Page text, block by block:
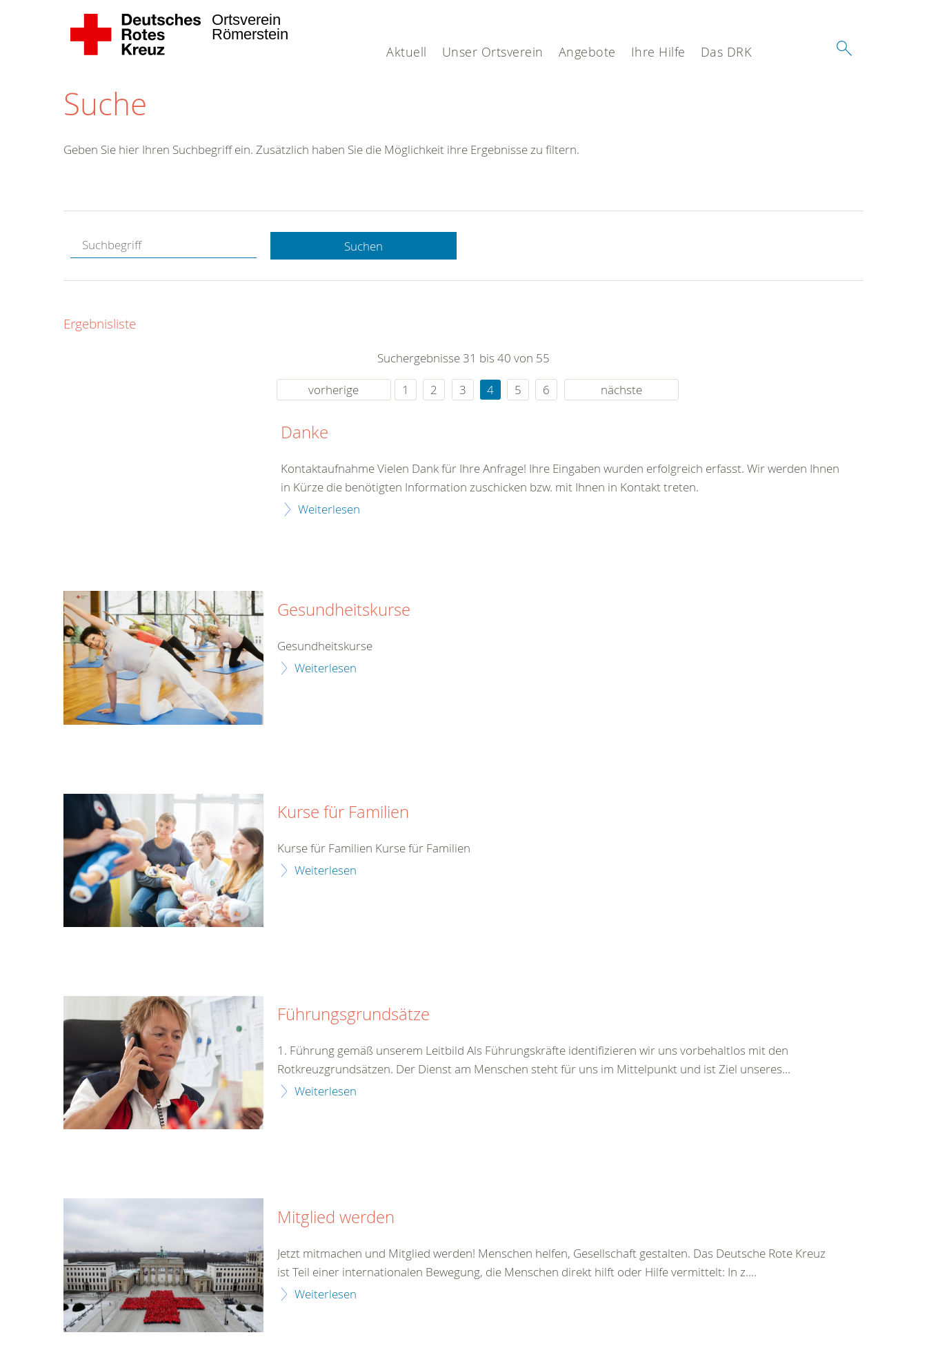
Aktuell Unser Ortsverein Angebote Ihre Hilfe Das DRK
Ortsverein
Römerstein
Suche
Hotline.
gerne.
rund um die Uhr
Geben Sie hier Ihren Suchbegriff ein. Zusätzlich haben Sie die Möglichkeit ihre Ergebnisse zu filtern.
Suchen
Ergebnisliste
Suchergebnisse 31 bis 40 von 55
vorherige
1 2 3 4 5 6 nächste
Danke
Kontaktaufnahme Vielen Dank für Ihre Anfrage! Ihre Eingaben wurden erfolgreich erfasst. Wir werden Ihnen
in Kürze die benötigten Information zuschicken bzw. mit Ihnen in Kontakt treten.
Weiterlesen
Gesundheitskurse
Gesundheitskurse
Weiterlesen
Kurse für Familien
Kurse für Familien Kurse für Familien
Weiterlesen
Führungsgrundsätze
1. Führung gemäß unserem Leitbild Als Führungskräfte identifizieren wir uns vorbehaltlos mit den
Rotkreuzgrundsätzen. Der Dienst am Menschen steht für uns im Mittelpunkt und ist Ziel unseres...
Weiterlesen
Mitglied werden
Jetzt mitmachen und Mitglied werden! Menschen helfen, Gesellschaft gestalten. Das Deutsche Rote Kreuz
ist Teil einer internationalen Bewegung, die Menschen direkt hilft oder Hilfe vermittelt: In z....
Weiterlesen